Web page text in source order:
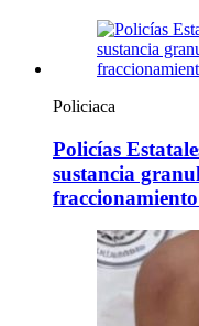
Policiaca
Policías
sustancia